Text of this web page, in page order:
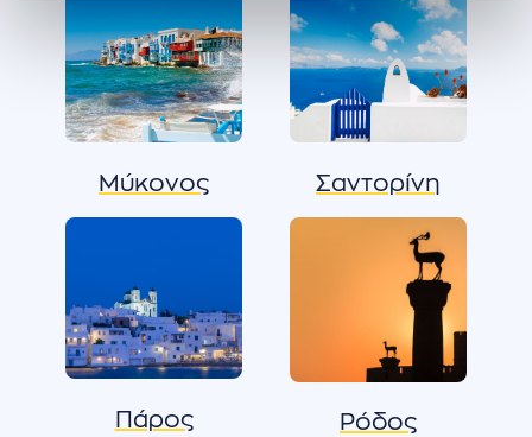
Μύκονος Σαντορίνη
Πάρος Ρόδος